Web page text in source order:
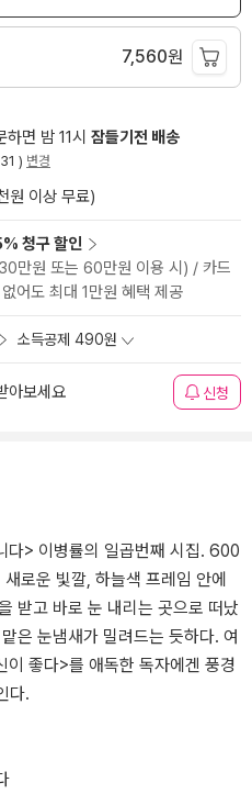
7,560원
면 밤 11시 잠들기전 배송
) 변경
원 이상 무료)
청구 할인
만원 또는 60만원 이용 시) / 카드
어도 최대 1만원 혜택 제공
소득공제 490원
아보세요 신청
다> 이병률의 일곱번째 시집. 600
로운 빛깔, 하늘색 프레임 안에
받고 바로 눈 내리는 곳으로 떠났
은 눈냄새가 밀려드는 듯하다. 여
좋다>를 애독한 독자에겐 풍경
다.